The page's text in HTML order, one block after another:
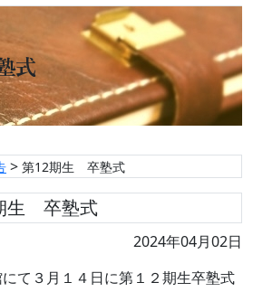
式
> 第12期生 卒塾式
生 卒塾式
2024年04月02日
て３月１４日に第１２期生卒塾式